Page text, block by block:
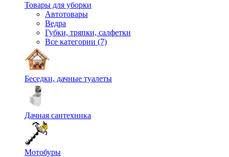
Товары для уборки
Автотовары
Ведра
Губки, тряпки, салфетки
Все категории (7)
Беседки, дачные туалеты
Дачная сантехника
Мотобуры